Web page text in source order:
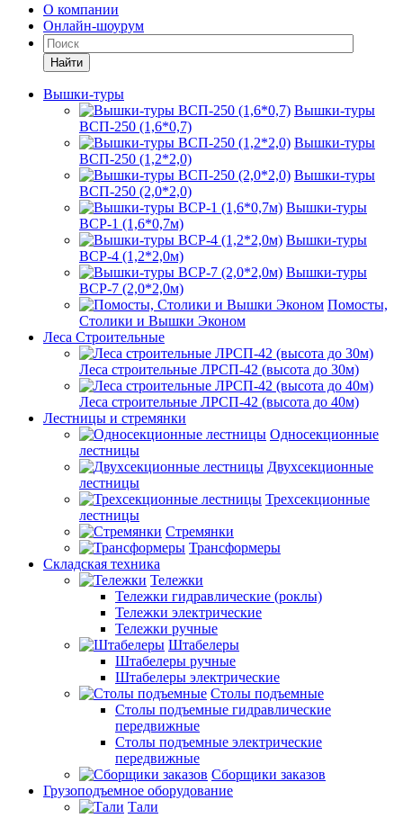
О компании
Онлайн-шоурум
Найти
Вышки-туры
Вышки-туры
ВСП-250 (1,6*0,7)
Вышки-туры
ВСП-250 (1,2*2,0)
Вышки-туры
ВСП-250 (2,0*2,0)
Вышки-туры
ВСР-1 (1,6*0,7м)
Вышки-туры
ВСР-4 (1,2*2,0м)
Вышки-туры
ВСР-7 (2,0*2,0м)
Помосты,
Столики и Вышки Эконом
Леса Строительные
Леса строительные ЛРСП-42 (высота до 30м)
Леса строительные ЛРСП-42 (высота до 40м)
Лестницы и стремянки
Односекционные
лестницы
Двухсекционные
лестницы
Трехсекционные
лестницы
Стремянки
Трансформеры
Складская техника
Тележки
Тележки гидравлические (роклы)
Тележки электрические
Тележки ручные
Штабелеры
Штабелеры ручные
Штабелеры электрические
Столы подъемные
Столы подъемные гидравлические
передвижные
Столы подъемные электрические
передвижные
Сборщики заказов
Грузоподъемное оборудование
Тали